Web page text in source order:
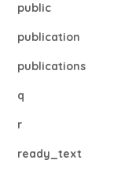
public
publication
publications
q
r
ready_text